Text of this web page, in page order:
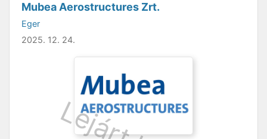
Mubea Aerostructures Zrt.
Eger
2025. 12. 24.